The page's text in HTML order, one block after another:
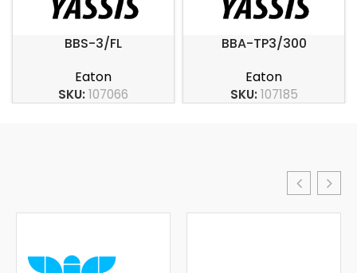
BBS-3/FL
Eaton
SKU:107066
BBA-TP3/300
Eaton
SKU:107185